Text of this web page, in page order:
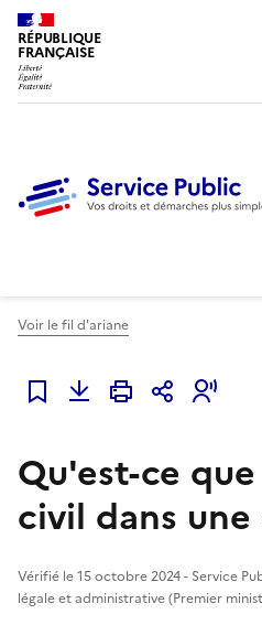
RÉPUBLIQUE
FRANÇAISE
Voir le fil d'ariane
Ajouter à mes favoris
Qu'est-ce
civil dans une
Vérifié le 15 octobre 2024 - Service
légale et administrative (Premier